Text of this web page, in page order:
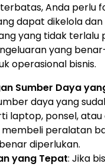
Anda perlu
dapat dikelola
yang tidak terlalu
yang
operasional bisnis.
Sumber Daya
daya yang
laptop, ponsel, atau
membeli peralatan
diperlukan.
yang Tepat: Jika